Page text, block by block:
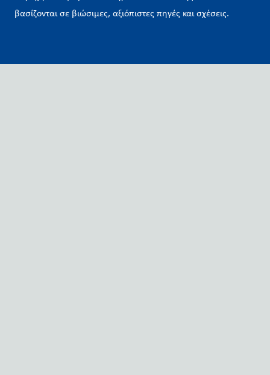
βασίζονται σε βιώσιμες, αξιόπιστες πηγές και σχέσεις.